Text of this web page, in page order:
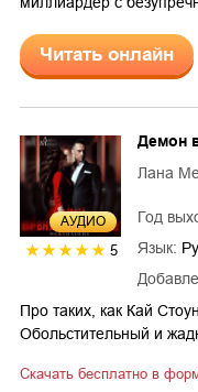
Читать онлайн
AУДИО
5
Демон
Лана
Год
Язык:
Про таких, как Кай
Обольстительный и
Скачать бесплатно в